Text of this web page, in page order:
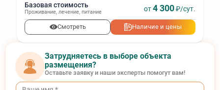
Базовая стоимость
Проживание, лечение, питание от4 300₽/сут.
Смотреть Наличие и цены
Затрудняетесь в выборе объекта
размещения?
Оставьте заявку и наши эксперты помогут вам!